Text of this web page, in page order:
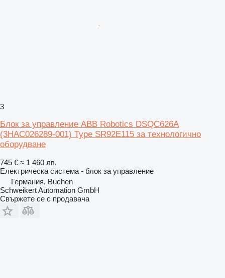
3
Блок за управление ABB Robotics DSQC626A
(3HAC026289-001) Type SR92E115 за технологично
оборудване
745 € ≈ 1 460 лв.
Електрическа система - блок за управление
Германия, Buchen
Schweikert Automation GmbH
Свържете се с продавача